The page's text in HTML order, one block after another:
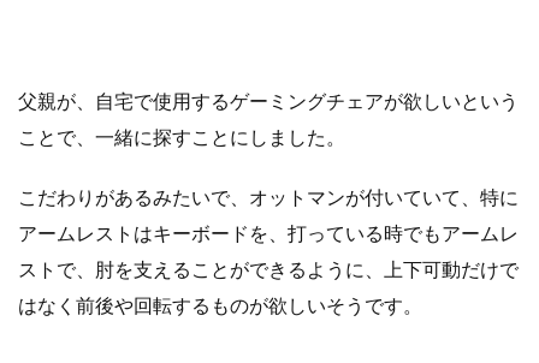
父親が、自宅で使用するゲーミングチェアが欲しいという
ことで、一緒に探すことにしました。
こだわりがあるみたいで、オットマンが付いていて、特に
アームレストはキーボードを、打っている時でもアームレ
ストで、肘を支えることができるように、上下可動だけで
はなく前後や回転するものが欲しいそうです。